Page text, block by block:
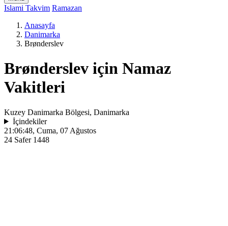
Islami Takvim Ramazan
Anasayfa
Danimarka
Brønderslev
Brønderslev için Namaz
Vakitleri
Kuzey Danimarka Bölgesi, Danimarka
İçindekiler
21:06:48, Cuma, 07 Ağustos
24 Safer 1448